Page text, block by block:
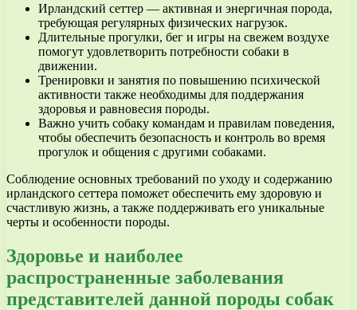
Ирландский сеттер — активная и энергичная порода,
требующая регулярных физических нагрузок.
Длительные прогулки, бег и игры на свежем воздухе
помогут удовлетворить потребности собаки в
движении.
Тренировки и занятия по повышению психической
активности также необходимы для поддержания
здоровья и равновесия породы.
Важно учить собаку командам и правилам поведения,
чтобы обеспечить безопасность и контроль во время
прогулок и общения с другими собаками.
Соблюдение основных требований по уходу и содержанию
ирландского сеттера поможет обеспечить ему здоровую и
счастливую жизнь, а также поддерживать его уникальные
черты и особенности породы.
Здоровье и наиболее
распространенные заболевания
представителей данной породы собак